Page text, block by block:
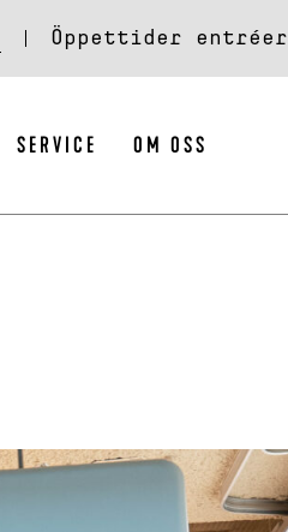
Öppettider entréer
SERVICE OM OSS